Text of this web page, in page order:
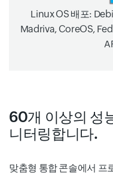
Linux OS 배포:
Madriva, CoreOS,
60개 이상의 성
니터링합니다.
맞춤형 통합 콘솔에서 프